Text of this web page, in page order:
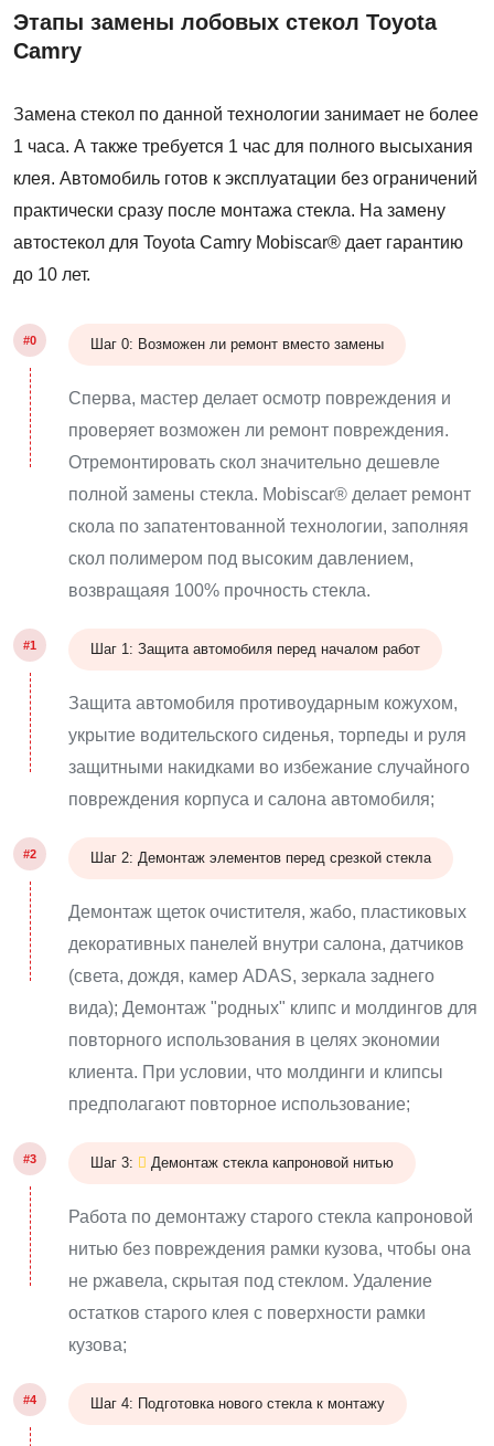
Этапы замены лобовых стекол Toyota
Camry
Замена стекол по данной технологии занимает не более
1 часа. А также требуется 1 час для полного высыхания
клея. Автомобиль готов к эксплуатации без ограничений
практически сразу после монтажа стекла. На замену
автостекол для Toyota Camry Mobiscar® дает гарантию
до 10 лет.
#0 Шаг 0: Возможен ли ремонт вместо замены
Сперва, мастер делает осмотр повреждения и
проверяет возможен ли ремонт повреждения.
Отремонтировать скол значительно дешевле
полной замены стекла. Mobiscar® делает ремонт
скола по запатентованной технологии, заполняя
скол полимером под высоким давлением,
возвращаяя 100% прочность стекла.
#1 Шаг 1: Защита автомобиля перед началом работ
Защита автомобиля противоударным кожухом,
укрытие водительского сиденья, торпеды и руля
защитными накидками во избежание случайного
повреждения корпуса и салона автомобиля;
#2 Шаг 2: Демонтаж элементов перед срезкой стекла
Демонтаж щеток очистителя, жабо, пластиковых
декоративных панелей внутри салона, датчиков
(света, дождя, камер ADAS, зеркала заднего
вида); Демонтаж "родных" клипс и молдингов для
повторного использования в целях экономии
клиента. При условии, что молдинги и клипсы
предполагают повторное использование;
#3 Шаг 3: Демонтаж стекла капроновой нитью
Работа по демонтажу старого стекла капроновой
нитью без повреждения рамки кузова, чтобы она
не ржавела, скрытая под стеклом. Удаление
остатков старого клея с поверхности рамки
кузова;
#4 Шаг 4: Подготовка нового стекла к монтажу